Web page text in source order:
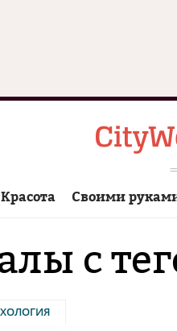
Красота Своими
с